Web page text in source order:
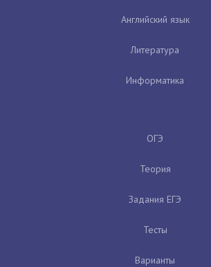
Английский язык
Литература
Информатика
ОГЭ
Теория
Задания ЕГЭ
Тесты
Варианты